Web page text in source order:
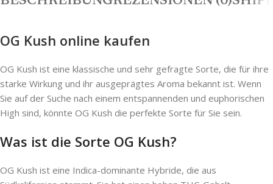
OG Kush online kaufen
OG Kush ist eine klassische und sehr gefragte Sorte, die für ihre
starke Wirkung und ihr ausgeprägtes Aroma bekannt ist. Wenn
Sie auf der Suche nach einem entspannenden und euphorischen
High sind, könnte OG Kush die perfekte Sorte für Sie sein.
Was ist die Sorte OG Kush?
OG Kush ist eine Indica-dominante Hybride, die aus